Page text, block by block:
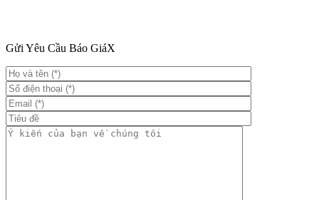
Gửi Yêu Cầu Báo GiáX